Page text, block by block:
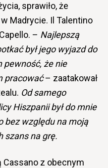
sprawiło, że
Madrycie. Il Talentino
– Najlepszą
był jego wyjazd do
pewność, że nie
pracować– zaatakował
Od samego
Hiszpanii był do mnie
bez względu na moją
szans na grę.
Cassano z obecnym